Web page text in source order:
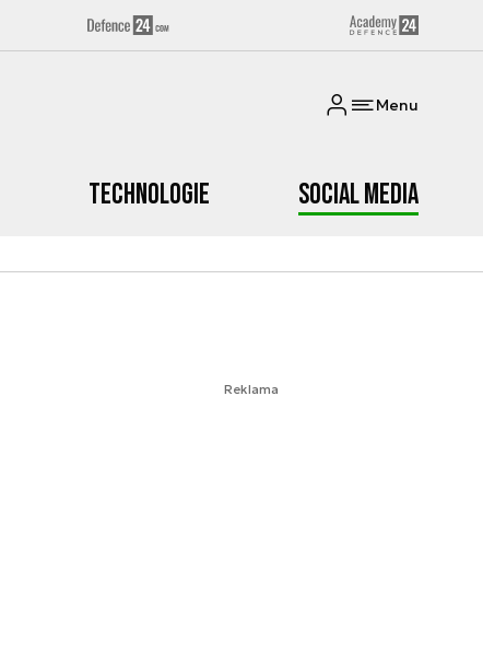
Menu
Technologie Social media
Reklama